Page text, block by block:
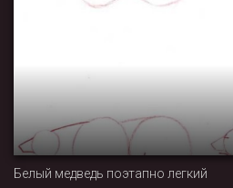
Белый медведь поэтапно легкий